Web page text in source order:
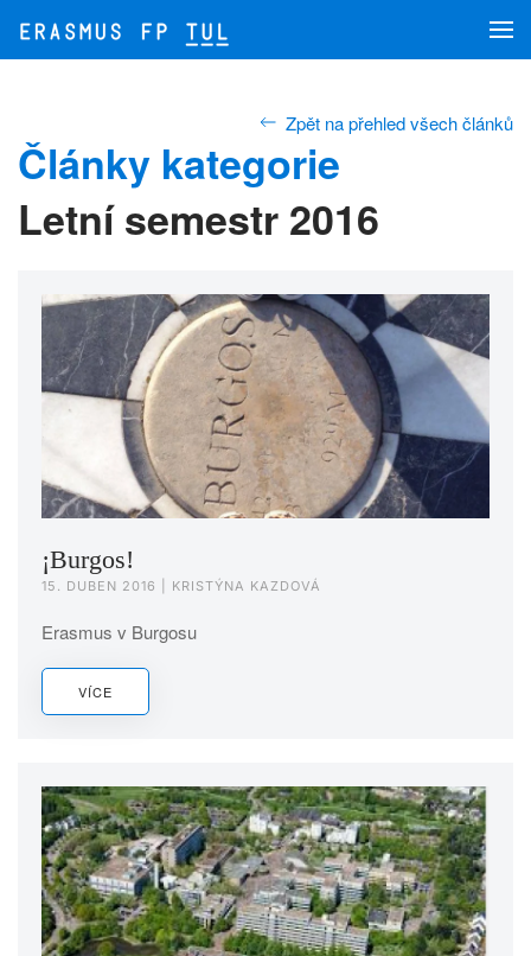
Přejít na hlavní obsah
Zpět na přehled všech článků
Články kategorie
Letní semestr 2016
¡Burgos!
15. DUBEN 2016 | KRISTÝNA KAZDOVÁ
Erasmus v Burgosu
VÍCE